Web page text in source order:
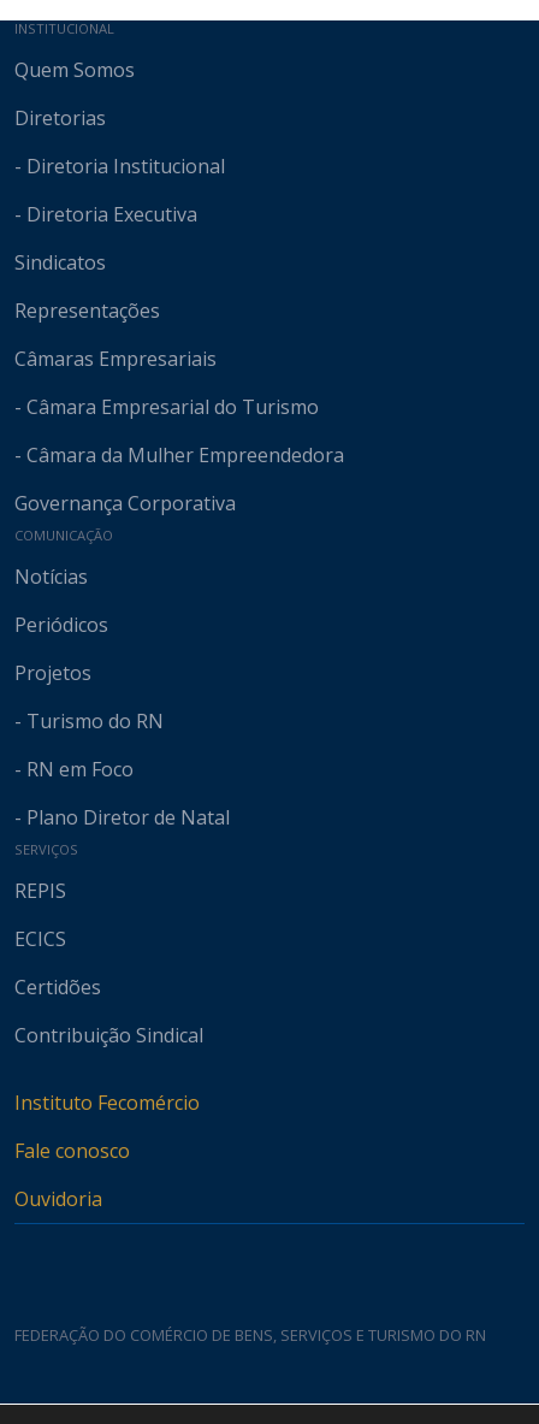
Mapa do site
INSTITUCIONAL
Quem Somos
Diretorias
- Diretoria Institucional
- Diretoria Executiva
Sindicatos
Representações
Câmaras Empresariais
- Câmara Empresarial do Turismo
- Câmara da Mulher Empreendedora
Governança Corporativa
COMUNICAÇÃO
Notícias
Periódicos
Projetos
- Turismo do RN
- RN em Foco
- Plano Diretor de Natal
SERVIÇOS
REPIS
ECICS
Certidões
Contribuição Sindical
Instituto Fecomércio
Fale conosco
Ouvidoria
FEDERAÇÃO DO COMÉRCIO DE BENS, SERVIÇOS E TURISMO DO RN